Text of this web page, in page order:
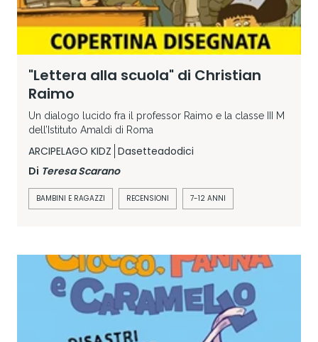
"Lettera alla scuola" di Christian
Raimo
Un dialogo lucido fra il professor Raimo e la classe III M
dell’Istituto Amaldi di Roma
ARCIPELAGO KIDZ Dasetteadodici
Di Teresa Scarano
BAMBINI E RAGAZZI RECENSIONI 7-12 ANNI